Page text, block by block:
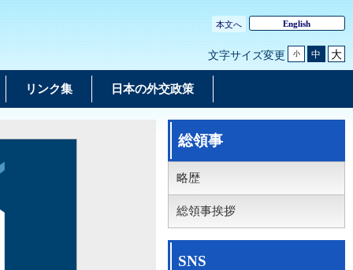
本文へ English
文字サイズ変更 小 中 大
リンク集 日本の外交政策
総領事
略歴
総領事挨拶
SNS